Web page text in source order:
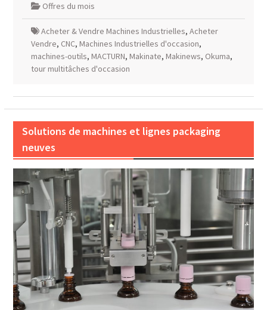
Offres du mois
Acheter & Vendre Machines Industrielles, Acheter
Vendre, CNC, Machines Industrielles d'occasion,
machines-outils, MACTURN, Makinate, Makinews, Okuma,
tour multitâches d'occasion
Solutions de machines et lignes packaging
neuves